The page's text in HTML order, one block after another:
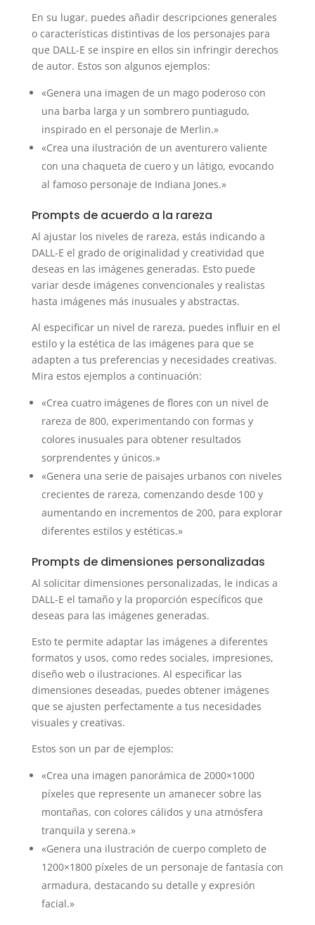
En su lugar, puedes añadir descripciones generales
o características distintivas de los personajes para
que DALL-E se inspire en ellos sin infringir derechos
de autor. Estos son algunos ejemplos:
«Genera una imagen de un mago poderoso con
una barba larga y un sombrero puntiagudo,
inspirado en el personaje de Merlin.»
«Crea una ilustración de un aventurero valiente
con una chaqueta de cuero y un látigo, evocando
al famoso personaje de Indiana Jones.»
Prompts de acuerdo a la rareza
Al ajustar los niveles de rareza, estás indicando a
DALL-E el grado de originalidad y creatividad que
deseas en las imágenes generadas. Esto puede
variar desde imágenes convencionales y realistas
hasta imágenes más inusuales y abstractas.
Al especificar un nivel de rareza, puedes influir en el
estilo y la estética de las imágenes para que se
adapten a tus preferencias y necesidades creativas.
Mira estos ejemplos a continuación:
«Crea cuatro imágenes de flores con un nivel de
rareza de 800, experimentando con formas y
colores inusuales para obtener resultados
sorprendentes y únicos.»
«Genera una serie de paisajes urbanos con niveles
crecientes de rareza, comenzando desde 100 y
aumentando en incrementos de 200, para explorar
diferentes estilos y estéticas.»
Prompts de dimensiones personalizadas
Al solicitar dimensiones personalizadas, le indicas a
DALL-E el tamaño y la proporción específicos que
deseas para las imágenes generadas.
Esto te permite adaptar las imágenes a diferentes
formatos y usos, como redes sociales, impresiones,
diseño web o ilustraciones. Al especificar las
dimensiones deseadas, puedes obtener imágenes
que se ajusten perfectamente a tus necesidades
visuales y creativas.
Estos son un par de ejemplos:
«Crea una imagen panorámica de 2000×1000
píxeles que represente un amanecer sobre las
montañas, con colores cálidos y una atmósfera
tranquila y serena.»
«Genera una ilustración de cuerpo completo de
1200×1800 píxeles de un personaje de fantasía con
armadura, destacando su detalle y expresión
facial.»